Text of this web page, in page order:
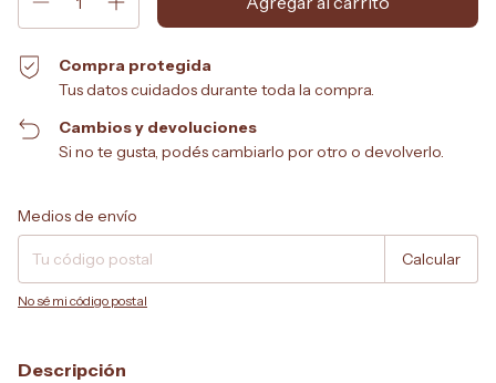
Compra protegida
Tus datos cuidados durante toda la compra.
Cambios y devoluciones
Si no te gusta, podés cambiarlo por otro o devolverlo.
Entregas para el CP:
Medios de envío
Calcular
No sé mi código postal
Descripción